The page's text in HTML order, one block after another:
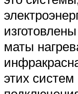
маты
этих систем